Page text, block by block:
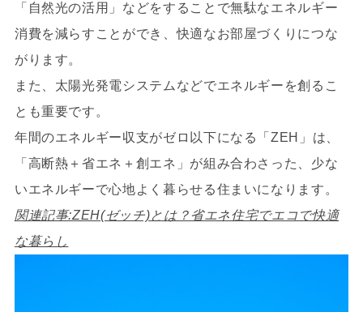
「自然光の活用」などをすることで無駄なエネルギー
消費を減らすことができ、快適なお部屋づくりにつな
がります。
また、太陽光発電システムなどでエネルギーを創るこ
とも重要です。
年間のエネルギー収支がゼロ以下になる「ZEH」は、
「高断熱＋省エネ＋創エネ」が組み合わさった、少な
いエネルギーで心地よく暮らせる住まいになります。
関連記事:ZEH(ゼッチ)とは？省エネ住宅でエコで快適
な暮らし